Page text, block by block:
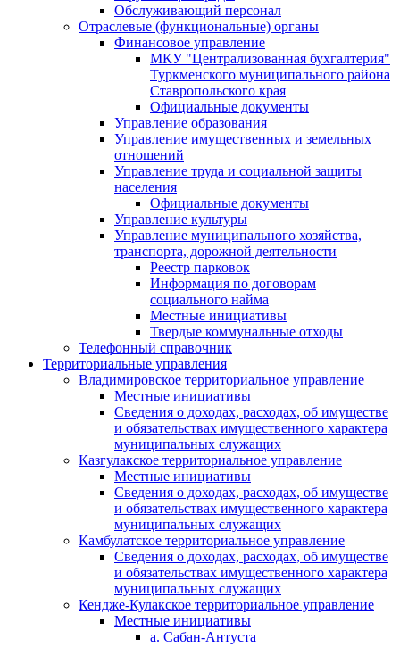
Обслуживающий персонал
Отраслевые (функциональные) органы
Финансовое управление
МКУ "Централизованная бухгалтерия"
Туркменского муниципального района
Ставропольского края
Официальные документы
Управление образования
Управление имущественных и земельных
отношений
Управление труда и социальной защиты
населения
Официальные документы
Управление культуры
Управление муниципального хозяйства,
транспорта, дорожной деятельности
Реестр парковок
Информация по договорам
социального найма
Местные инициативы
Твердые коммунальные отходы
Телефонный справочник
Территориальные управления
Владимировское территориальное управление
Местные инициативы
Сведения о доходах, расходах, об имуществе
и обязательствах имущественного характера
муниципальных служащих
Казгулакское территориальное управление
Местные инициативы
Сведения о доходах, расходах, об имуществе
и обязательствах имущественного характера
муниципальных служащих
Камбулатское территориальное управление
Сведения о доходах, расходах, об имуществе
и обязательствах имущественного характера
муниципальных служащих
Кендже-Кулакское территориальное управление
Местные инициативы
а. Сабан-Антуста